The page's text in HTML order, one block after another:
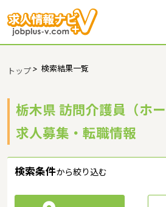
トップ> 検索結果一覧
栃木県 訪問介護員（ホ
求人募集・転職情報
検索条件から絞り込む